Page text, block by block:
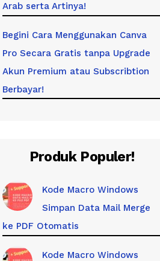
Arab serta Artinya!
Begini Cara Menggunakan Canva
Pro Secara Gratis tanpa Upgrade
Akun Premium atau Subscribtion
Berbayar!
Produk Populer!
Kode Macro Windows
Simpan Data Mail Merge
ke PDF Otomatis
Kode Macro Windows